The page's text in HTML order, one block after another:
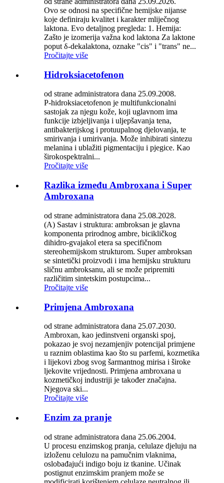
Ovo se odnosi na specifične hemijske nijanse
koje definiraju kvalitet i karakter mliječnog
laktona. Evo detaljnog pregleda: 1. Hemija:
Zašto je izomerija važna kod laktona Za laktone
poput δ-dekalaktona, oznake "cis" i "trans" ne...
Pročitajte više
Hidroksiacetofenon
od strane administratora dana 25.09.2008.
P-hidroksiacetofenon je multifunkcionalni
sastojak za njegu kože, koji uglavnom ima
funkcije izbjeljivanja i uljepšavanja tena,
antibakterijskog i protuupalnog djelovanja, te
smirivanja i umirivanja. Može inhibirati sintezu
melanina i ublažiti pigmentaciju i pjegice. Kao
širokospektralni...
Pročitajte više
Razlika između Ambroxana i Super
Ambroxana
od strane administratora dana 25.08.2028.
(A) Sastav i struktura: ambroksan je glavna
komponenta prirodnog ambre, bicikličkog
dihidro-gvajakol etera sa specifičnom
stereohemijskom strukturom. Super ambroksan
se sintetički proizvodi i ima hemijsku strukturu
sličnu ambroksanu, ali se može pripremiti
različitim sintetskim postupcima...
Pročitajte više
Primjena Ambroxana
od strane administratora dana 25.07.2030.
Ambroxan, kao jedinstveni organski spoj,
pokazao je svoj nezamjenjiv potencijal primjene
u raznim oblastima kao što su parfemi, kozmetika
i lijekovi zbog svog šarmantnog mirisa i široke
ljekovite vrijednosti. Primjena ambroxana u
kozmetičkoj industriji je također značajna.
Njegova ski...
Pročitajte više
Enzim za pranje
od strane administratora dana 25.06.2004.
U procesu enzimskog pranja, celulaze djeluju na
izloženu celulozu na pamučnim vlaknima,
oslobađajući indigo boju iz tkanine. Učinak
postignut enzimskim pranjem može se